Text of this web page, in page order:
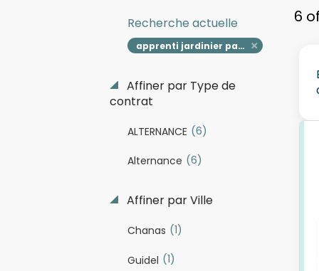
6
Recherche actuelle
apprenti jardinier paysagiste h f
Affiner par Type de
contrat
ALTERNANCE (6)
Alternance (6)
Affiner par Ville
Chanas (1)
Guidel (1)